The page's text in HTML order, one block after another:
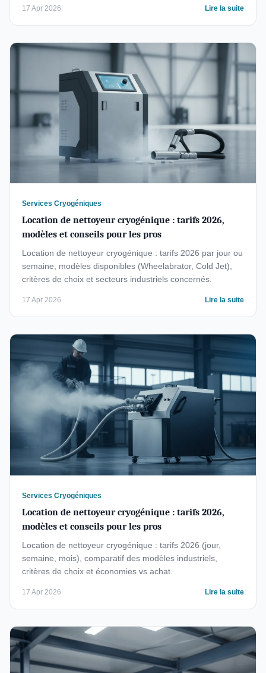
17 Apr 2026 Lire la suite
Services Cryogéniques
Location de nettoyeur cryogénique : tarifs 2026,
modèles et conseils pour les pros
Location de nettoyeur cryogénique : tarifs 2026 par jour ou
semaine, modèles disponibles (Wheelabrator, Cold Jet),
critères de choix et secteurs industriels concernés.
17 Apr 2026 Lire la suite
Services Cryogéniques
Location de nettoyeur cryogénique : tarifs 2026,
modèles et conseils pour les pros
Location de nettoyeur cryogénique : tarifs 2026 (jour,
semaine, mois), comparatif des modèles industriels,
critères de choix et économies vs achat.
17 Apr 2026 Lire la suite